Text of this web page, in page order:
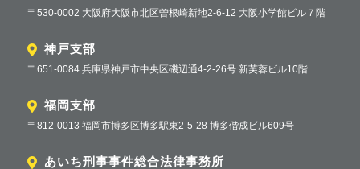
〒530-0002 大阪府大阪市北区曽根崎新地2-6-12 大阪小学館ビル７階
神戸支部
〒651-0084 兵庫県神戸市中央区磯辺通4-2-26号 新芙蓉ビル10階
福岡支部
〒812-0013 福岡市博多区博多駅東2-5-28 博多偕成ビル609号
あいち刑事事件総合法律事務所